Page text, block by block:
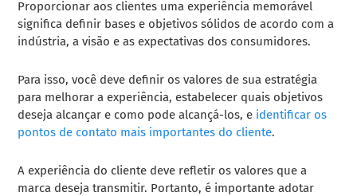
Proporcionar aos clientes uma experiência memorável
significa definir bases e objetivos sólidos de acordo com a
indústria, a visão e as expectativas dos consumidores.
Para isso, você deve definir os valores de sua estratégia
para melhorar a experiência, estabelecer quais objetivos
deseja alcançar e como pode alcançá-los, e identificar os
pontos de contato mais importantes do cliente.
A experiência do cliente deve refletir os valores que a
marca deseja transmitir. Portanto, é importante adotar